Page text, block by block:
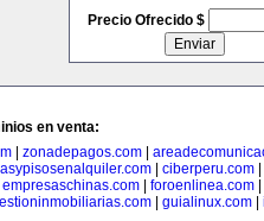
Precio Ofrecido $
en venta:
| zonadepagos.com|
ciberperu.com
empresaschinas.com| foroenlinea.com|
| guialinux.com|